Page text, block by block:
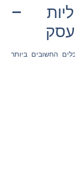
–
החשובים ביותר